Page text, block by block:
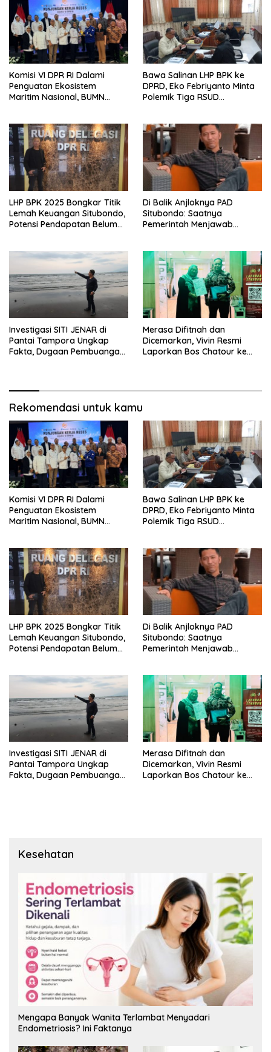
Komisi VI DPR RI Dalami
Penguatan Ekosistem
Maritim Nasional, BUMN
Bawa Salinan LHP BPK ke
DPRD, Eko Febriyanto Minta
Polemik Tiga RSUD
LHP BPK 2025 Bongkar Titik
Lemah Keuangan Situbondo,
Potensi Pendapatan Belum
Di Balik Anjloknya PAD
Situbondo: Saatnya
Pemerintah Menjawab
Investigasi SITI JENAR di
Pantai Tampora Ungkap
Fakta, Dugaan Pembuangan
Merasa Difitnah dan
Dicemarkan, Vivin Resmi
Laporkan Bos Chatour ke
Rekomendasi untuk kamu
Komisi VI DPR RI Dalami
Penguatan Ekosistem
Maritim Nasional, BUMN
Bawa Salinan LHP BPK ke
DPRD, Eko Febriyanto Minta
Polemik Tiga RSUD
LHP BPK 2025 Bongkar Titik
Lemah Keuangan Situbondo,
Potensi Pendapatan Belum
Di Balik Anjloknya PAD
Situbondo: Saatnya
Pemerintah Menjawab
Investigasi SITI JENAR di
Pantai Tampora Ungkap
Fakta, Dugaan Pembuangan
Merasa Difitnah dan
Dicemarkan, Vivin Resmi
Laporkan Bos Chatour ke
Kesehatan
Mengapa Banyak Wanita Terlambat Menyadari
Endometriosis? Ini Faktanya